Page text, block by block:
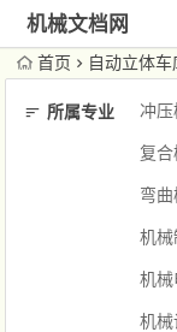
机械文档网
首页 自动立体车
所属专业 冲
复
弯
机
机
机